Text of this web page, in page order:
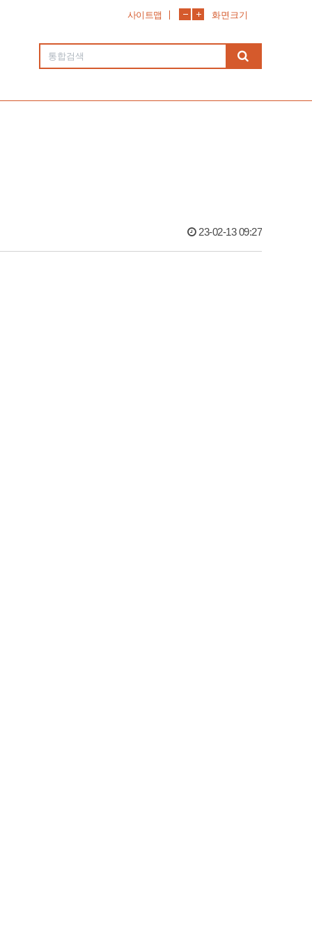
사이트맵 화면크기
23-02-13 09:27